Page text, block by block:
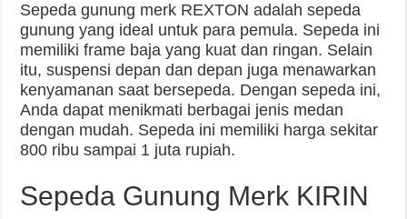
Sepeda gunung merk REXTON adalah sepeda
gunung yang ideal untuk para pemula. Sepeda ini
memiliki frame baja yang kuat dan ringan. Selain
itu, suspensi depan dan depan juga menawarkan
kenyamanan saat bersepeda. Dengan sepeda ini,
Anda dapat menikmati berbagai jenis medan
dengan mudah. Sepeda ini memiliki harga sekitar
800 ribu sampai 1 juta rupiah.
Sepeda Gunung Merk KIRIN